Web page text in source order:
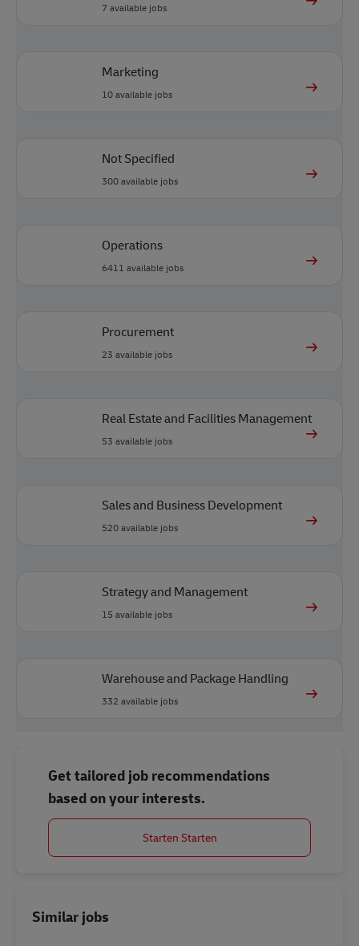
7 available jobs
Marketing
10available jobs
Not Specified
300available jobs
Operations
6411 available jobs
Procurement
23 available jobs
Real Estate and Facilities Management
53 available jobs
Sales and Business Development
520available jobs
Strategy and Management
15 available jobs
Warehouse and Package Handling
332 available jobs
Get tailored job recommendations
based on your interests.
Starten Starten
Similar jobs